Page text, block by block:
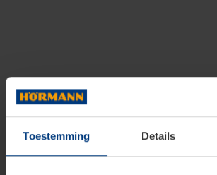
Toestemming Details